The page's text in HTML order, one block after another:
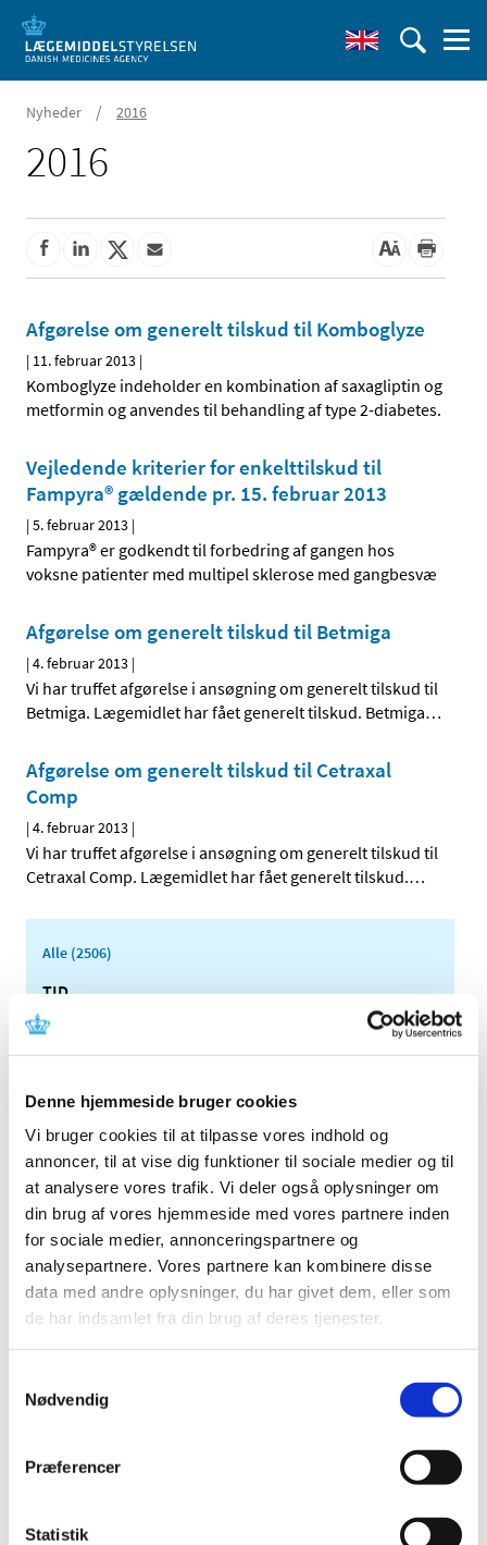
Denne hjemmeside bruger cookies
Vi bruger cookies til at tilpasse vores indhold og
annoncer, til at vise dig funktioner til sociale medier og til
at analysere vores trafik. Vi deler også oplysninger om
din brug af vores hjemmeside med vores partnere inden
for sociale medier, annonceringspartnere og
analysepartnere. Vores partnere kan kombinere disse
data med andre oplysninger, du har givet dem, eller som
de har indsamlet fra din brug af deres tjenester.
Nødvendig
Præferencer
Statistik
Nyheder / 2016
2016
Afgørelse om generelt tilskud til Komboglyze
| 11. februar 2013 |
Komboglyze indeholder en kombination af saxagliptin og
metformin og anvendes til behandling af type 2-diabetes.
Vejledende kriterier for enkelttilskud til
Fampyra® gældende pr. 15. februar 2013
|5. februar 2013 |
Fampyra® er godkendt til forbedring af gangen hos
voksne patienter med multipel sklerose med gangbesvæ
Afgørelse om generelt tilskud til Betmiga
|4. februar 2013 |
Vi har truffet afgørelse i ansøgning om generelt tilskud til
Betmiga. Lægemidlet har fået generelt tilskud. Betmiga…
Afgørelse om generelt tilskud til Cetraxal
Comp
|4. februar 2013 |
Vi har truffet afgørelse i ansøgning om generelt tilskud til
Cetraxal Comp. Lægemidlet har fået generelt tilskud.…
Alle (2506)
TID
2026 (84)
2025 (158)
2023 (195)
2022 (197)
2021 (516)
2020 (263)
2019 (159)
2018 (150)
2017 (167)
2016 (167)
2014 (44)
november (5)
september (6)